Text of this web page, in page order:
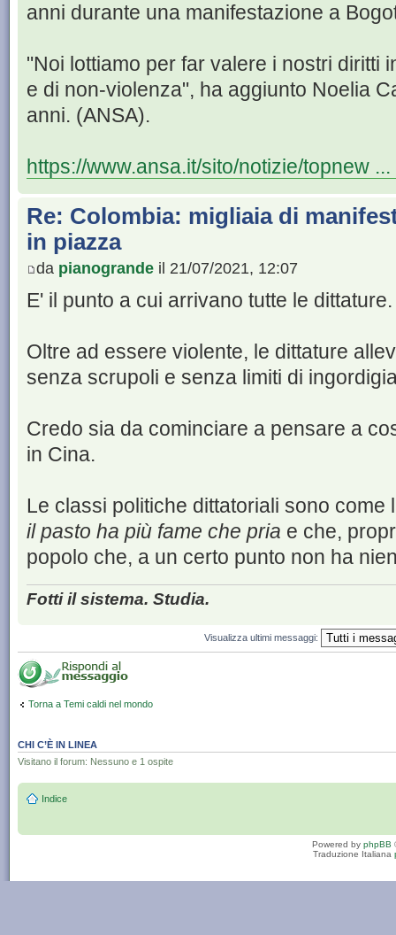
anni durante una manifestazione a
"Noi lottiamo per far valere i nostri diritti
e di non-violenza", ha aggiunto Noelia
anni. (ANSA).
https://www.ansa.it/sito/notizie/topnew
Re: Colombia: migliaia di
in piazza
da pianogrande il 21/07/2021, 12:07
E' il punto a cui arrivano tutte le dittature.
Oltre ad essere violente, le dittature
senza scrupoli e senza limiti di
Credo sia da cominciare a pensare a
in Cina.
Le classi politiche dittatoriali sono come
il pasto ha più fame che pria e che,
popolo che, a un certo punto non ha
Fotti il sistema. Studia.
Visualizza ultimi messaggi:
Torna a Temi caldi nel mondo
CHI C’È IN LINEA
Visitano il forum: Nessuno e 1 ospite
Indice
Powered by phpBB
Traduzione Italiana